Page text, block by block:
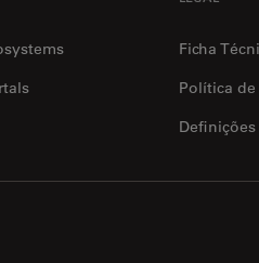
Ficha
Política